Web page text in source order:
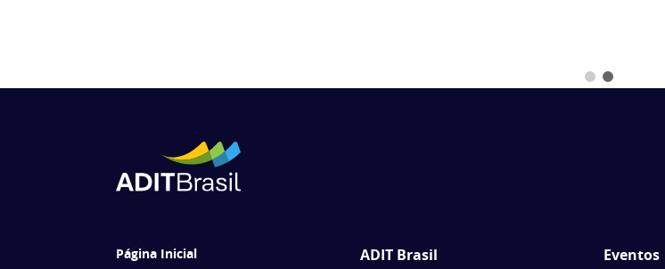
Página Inicial
ADIT Brasil Eventos